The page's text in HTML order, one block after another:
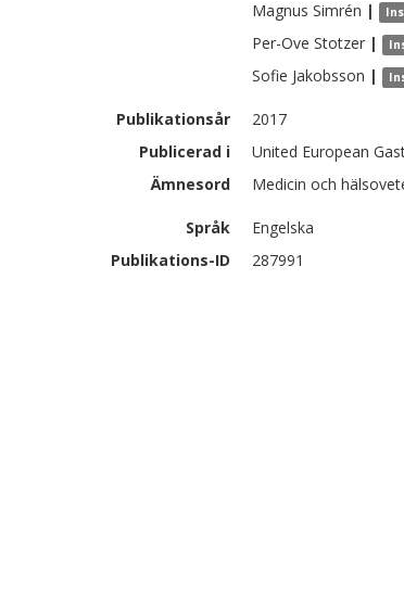
Magnus Simrén |
Per-Ove Stotzer |
Sofie Jakobsson |
Publikationsår
2017
Publicerad i
United European
Ämnesord
Medicin och
Språk
Engelska
Publikations-ID
287991